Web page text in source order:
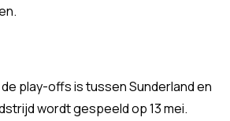
play-offs is tussen Sunderland en
wordt gespeeld op 13 mei.